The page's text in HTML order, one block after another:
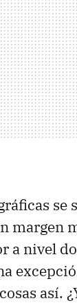
margen
a nivel
así.